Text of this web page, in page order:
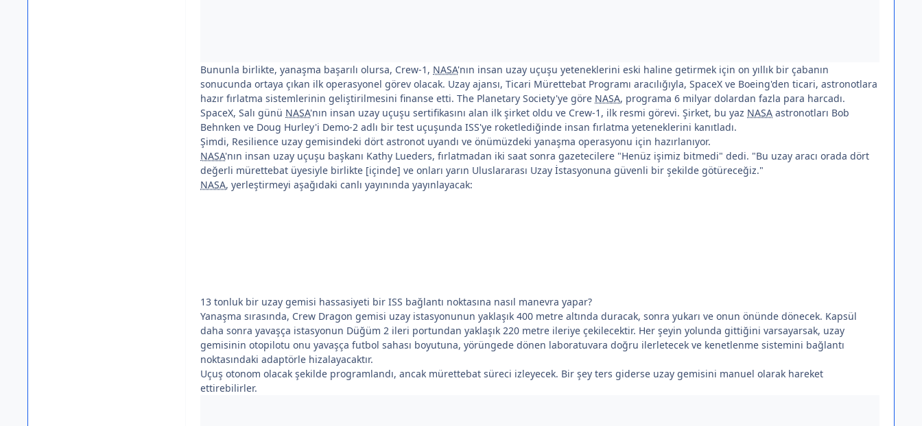
Bununla birlikte, yanaşma başarılı olursa, Crew-1, NASA'nın insan uzay uçuşu yeteneklerini eski haline getirmek için on yıllık bir çabanın
sonucunda ortaya çıkan ilk operasyonel görev olacak. Uzay ajansı, Ticari Mürettebat Programı aracılığıyla, SpaceX ve Boeing'den ticari, astronotlara
hazır fırlatma sistemlerinin geliştirilmesini finanse etti. The Planetary Society'ye göre NASA, programa 6 milyar dolardan fazla para harcadı.
SpaceX, Salı günü NASA'nın insan uzay uçuşu sertifikasını alan ilk şirket oldu ve Crew-1, ilk resmi görevi. Şirket, bu yaz NASA astronotları Bob
Behnken ve Doug Hurley'i Demo-2 adlı bir test uçuşunda ISS'ye roketlediğinde insan fırlatma yeteneklerini kanıtladı.
Şimdi, Resilience uzay gemisindeki dört astronot uyandı ve önümüzdeki yanaşma operasyonu için hazırlanıyor.
NASA'nın insan uzay uçuşu başkanı Kathy Lueders, fırlatmadan iki saat sonra gazetecilere "Henüz işimiz bitmedi" dedi. "Bu uzay aracı orada dört
değerli mürettebat üyesiyle birlikte [içinde] ve onları yarın Uluslararası Uzay İstasyonuna güvenli bir şekilde götüreceğiz."
NASA, yerleştirmeyi aşağıdaki canlı yayınında yayınlayacak:
13 tonluk bir uzay gemisi hassasiyeti bir ISS bağlantı noktasına nasıl manevra yapar?
Yanaşma sırasında, Crew Dragon gemisi uzay istasyonunun yaklaşık 400 metre altında duracak, sonra yukarı ve onun önünde dönecek. Kapsül
daha sonra yavaşça istasyonun Düğüm 2 ileri portundan yaklaşık 220 metre ileriye çekilecektir. Her şeyin yolunda gittiğini varsayarsak, uzay
gemisinin otopilotu onu yavaşça futbol sahası boyutuna, yörüngede dönen laboratuvara doğru ilerletecek ve kenetlenme sistemini bağlantı
noktasındaki adaptörle hizalayacaktır.
Uçuş otonom olacak şekilde programlandı, ancak mürettebat süreci izleyecek. Bir şey ters giderse uzay gemisini manuel olarak hareket
ettirebilirler.